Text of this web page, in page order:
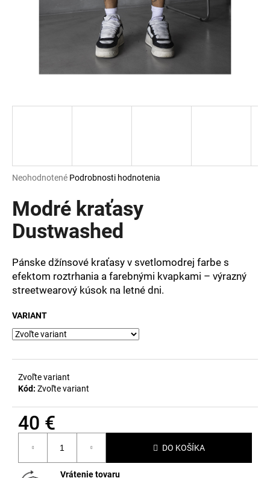
Priemerné
produktu
je
0,0
hviezdičiek.
Neohodnotené Podrobnosti hodnotenia
Modré kraťasy
Dustwashed
Pánske džínsové kraťasy v svetlomodrej farbe s
efektom roztrhania a farebnými kvapkami – výrazný
streetwearový kúsok na letné dni.
VARIANT
Zvoľte variant
Kód: Zvoľte variant
40 €
cena:
DO KOŠÍKA
Vrátenie tovaru
d
p
o
ú
č
a
e